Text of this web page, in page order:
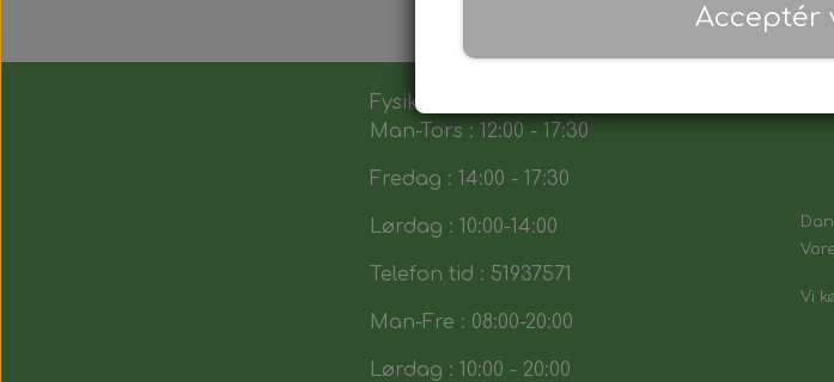
Fysik butik :
Man-Tors : 12:00 - 17:30
Fredag : 14:00 - 17:30
Lørdag : 10:00-14:00
Telefon tid : 51937571
Man-Fre : 08:00-20:00
Lørdag : 10:00 - 20:00
Vi
Acceptér